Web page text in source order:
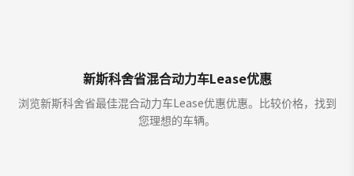
新斯科舍省混合动力车Lease优惠
浏览新斯科舍省最佳混合动力车Lease优惠优惠。比较价格，找到
您理想的车辆。